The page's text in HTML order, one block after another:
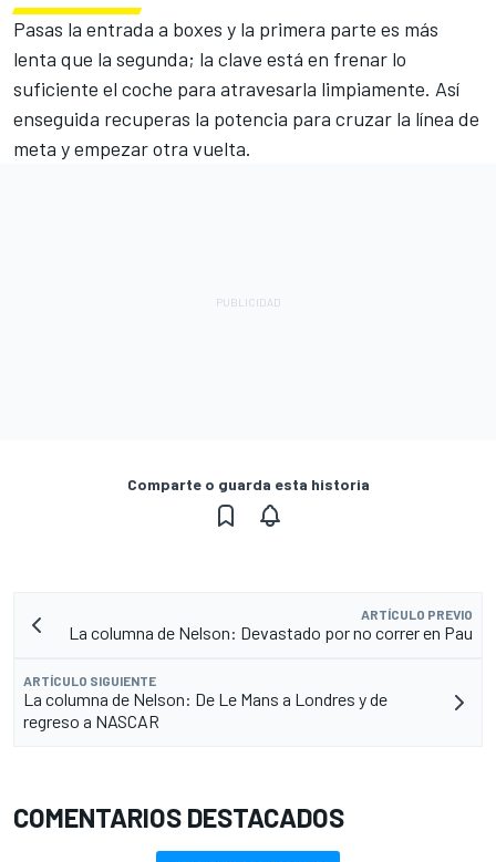
Pasas la entrada a boxes y la primera parte es más
lenta que la segunda; la clave está en frenar lo
suficiente el coche para atravesarla limpiamente. Así
enseguida recuperas la potencia para cruzar la línea de
meta y empezar otra vuelta.
Comparte o guarda esta historia
ARTÍCULO PREVIO
La columna de Nelson: Devastado por no correr en Pau
ARTÍCULO SIGUIENTE
La columna de Nelson: De Le Mans a Londres y de
regreso a NASCAR
COMENTARIOS DESTACADOS